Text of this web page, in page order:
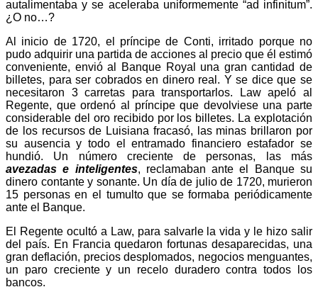
autalimentaba y se aceleraba uniformemente “ad infinitum”.
¿O no…?
Al inicio de 1720, el príncipe de Conti, irritado porque no
pudo adquirir una partida de acciones al precio que él estimó
conveniente, envió al Banque Royal una gran cantidad de
billetes, para ser cobrados en dinero real. Y se dice que se
necesitaron 3 carretas para transportarlos. Law apeló al
Regente, que ordenó al príncipe que devolviese una parte
considerable del oro recibido por los billetes. La explotación
de los recursos de Luisiana fracasó, las minas brillaron por
su ausencia y todo el entramado financiero estafador se
hundió. Un número creciente de personas, las más
avezadas e inteligentes, reclamaban ante el Banque su
dinero contante y sonante. Un día de julio de 1720, murieron
15 personas en el tumulto que se formaba periódicamente
ante el Banque.
El Regente ocultó a Law, para salvarle la vida y le hizo salir
del país. En Francia quedaron fortunas desaparecidas, una
gran deflación, precios desplomados, negocios menguantes,
un paro creciente y un recelo duradero contra todos los
bancos.